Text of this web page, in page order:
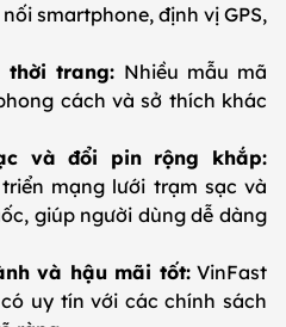
smartphone, định vị GPS,
thời trang: Nhiều mẫu mã
cách và sở thích khác
và đổi pin rộng khắp:
mạng lưới trạm sạc và
giúp người dùng dễ dàng
và hậu mãi tốt:VinFast
uy tín với các chính sách